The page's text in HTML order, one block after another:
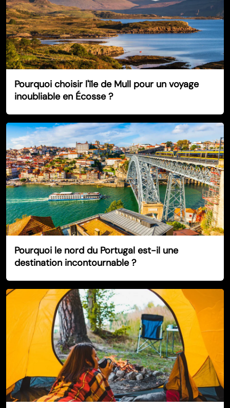
Pourquoi choisir l'île de Mull pour un voyage
inoubliable en Écosse ?
Pourquoi le nord du Portugal est-il une
destination incontournable ?